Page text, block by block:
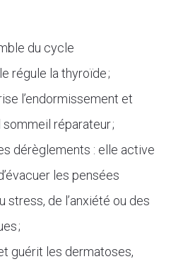
du cycle
régule la thyroïde ;
l’endormissement et
réparateur ;
dérèglements : elle active
les pensées
stress, de l’anxiété ou des
;
guérit les dermatoses,